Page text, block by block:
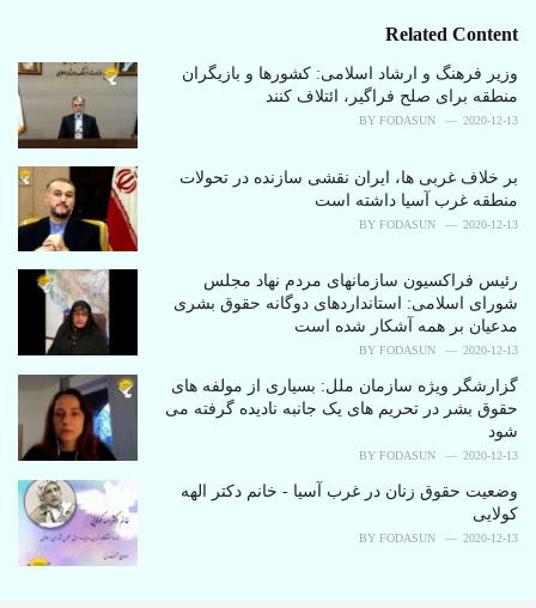
e
o
r
i
:
Related Content
وزیر فرهنگ و ارشاد اسلامی: کشورها و بازیگران
منطقه برای صلح فراگیر، ائتلاف کنند
BY FODASUN 2020-12-13
بر خلاف غربی ها، ایران نقشی سازنده در تحولات
منطقه غرب آسیا داشته است
BY FODASUN 2020-12-13
رئیس فراکسیون سازمانهای مردم نهاد مجلس
شورای اسلامی: استانداردهای دوگانه حقوق بشری
مدعیان بر همه آشکار شده است
BY FODASUN 2020-12-13
گزارشگر ویژه سازمان ملل: بسیاری از مولفه های
حقوق بشر در تحریم های یک جانبه نادیده گرفته می
شود
BY FODASUN 2020-12-13
وضعیت حقوق زنان در غرب آسیا - خانم دکتر الهه
کولایی
BY FODASUN 2020-12-13